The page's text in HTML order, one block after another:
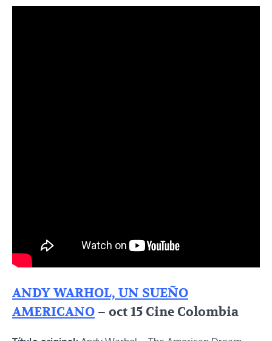
ANDY WARHOL, UN SUEÑO
AMERICANO – oct 15 Cine Colombia